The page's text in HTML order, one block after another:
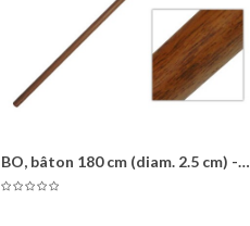
Comparer Liste d'envies
BO, bâton 180 cm (diam. 2.5 cm) -
Chêne...